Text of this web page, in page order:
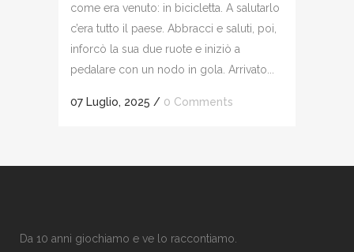
come era venuto: in bicicletta. A salutarlo
c’era tutto il paese. Abbracci e saluti, poi,
inforcò la sua due ruote e iniziò a
pedalare con un nodo in gola. Arrivato...
07 Luglio, 2025 / 0 Comments
Da 10 anni giochiamo e ve lo raccontiamo.